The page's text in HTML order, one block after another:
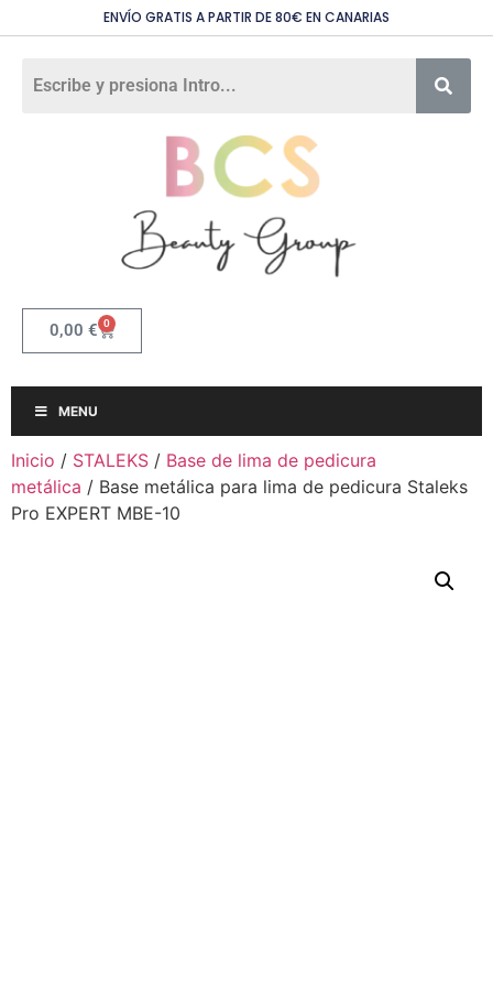
ENVÍO GRATIS A PARTIR DE 80€ EN CANARIAS
0,00 € 0
MENU
Inicio / STALEKS / Base de lima de pedicura
metálica / Base metálica para lima de pedicura Staleks
Pro EXPERT MBE-10